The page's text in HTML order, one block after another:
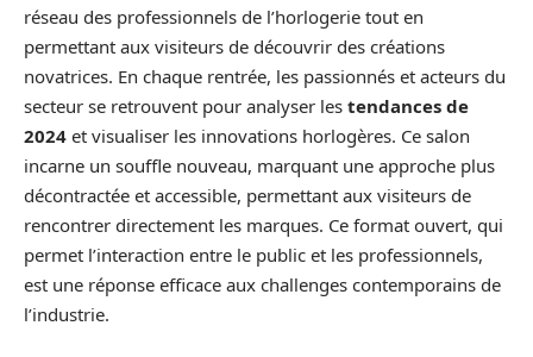
réseau des professionnels de l’horlogerie tout en
permettant aux visiteurs de découvrir des créations
novatrices. En chaque rentrée, les passionnés et acteurs du
secteur se retrouvent pour analyser les tendances de
2024 et visualiser les innovations horlogères. Ce salon
incarne un souffle nouveau, marquant une approche plus
décontractée et accessible, permettant aux visiteurs de
rencontrer directement les marques. Ce format ouvert, qui
permet l’interaction entre le public et les professionnels,
est une réponse efficace aux challenges contemporains de
l’industrie.